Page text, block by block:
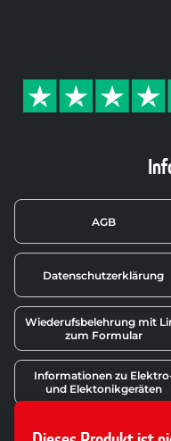
AGB
Datenschutzerklärung
Wiederufsbelehrung mit
zum Formular
Informationen zu
und Elektonikgeräten